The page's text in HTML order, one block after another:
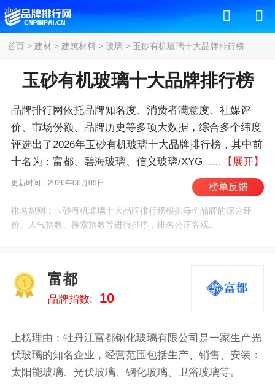
首页 > 建材> 建筑材料> 玻璃 > 玉砂有机玻璃十大品牌排行榜
玉砂有机玻璃十大品牌排行榜
品牌排行网依托品牌知名度、消费者满意度、社媒评
价、市场份额、品牌历史等多项大数据，综合多个纬度
评选出了2026年玉砂有机玻璃十大品牌排行榜，其中前
十名为：富都、碧海玻璃、信义玻璃/XYG、南玻/SG、
中玻/CNG、洛玻/CLFG、台玻、迎新玻璃、福莱
特/FGG、耀华 。我们致力于用最真实的数据告诉您玉
砂有机玻璃什么牌子好，供您参考。
【展开】
更新时间：2026年06月09日 榜单反馈
排名规则：玉砂有机玻璃十大品牌排行榜根据每个品牌的综合评
价、人气指数、搜索指数等进行排序，排名公正客观。
富都
品牌指数: 10
上榜理由：牡丹江富都钢化玻璃有限公司是一家生产光
伏玻璃的知名企业，经营范围包括生产、销售、安装：
太阳能玻璃、光伏玻璃、钢化玻璃、卫浴玻璃等。